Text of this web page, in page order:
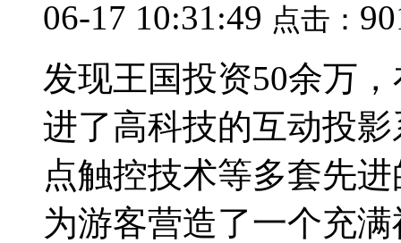
06-17 10:31:49 点击：
发现王国投资50余万
进了高科技的互动投
点触控技术等多套先
为游客营造了一个充